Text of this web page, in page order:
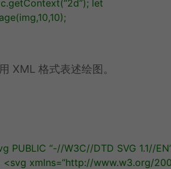
c.getContext(“2d”); let
(img,10,10);
XML 格式表述绘图。
PUBLIC “-//W3C//DTD SVG 1.1//
<svg xmlns=“http://www.w3.org/